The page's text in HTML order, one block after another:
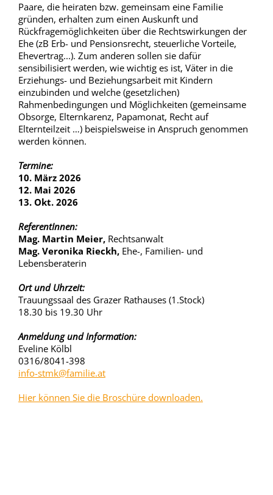
Paare, die heiraten bzw. gemeinsam eine Familie
gründen, erhalten zum einen Auskunft und
Rückfragemöglichkeiten über die Rechtswirkungen der
Ehe (zB Erb- und Pensionsrecht, steuerliche Vorteile,
Ehevertrag...). Zum anderen sollen sie dafür
sensibilisiert werden, wie wichtig es ist, Väter in die
Erziehungs- und Beziehungsarbeit mit Kindern
einzubinden und welche (gesetzlichen)
Rahmenbedingungen und Möglichkeiten (gemeinsame
Obsorge, Elternkarenz, Papamonat, Recht auf
Elternteilzeit …) beispielsweise in Anspruch genommen
werden können.
Termine:
10. März 2026
12. Mai 2026
13. Okt. 2026
ReferentInnen:
Mag. Martin Meier, Rechtsanwalt
Mag. Veronika Rieckh, Ehe-, Familien- und
Lebensberaterin
Ort und Uhrzeit:
Trauungssaal des Grazer Rathauses (1.Stock)
18.30 bis 19.30 Uhr
Anmeldung und Information:
Eveline Kölbl
0316/8041-398
info-stmk@familie.at
Hier können Sie die Broschüre downloaden.